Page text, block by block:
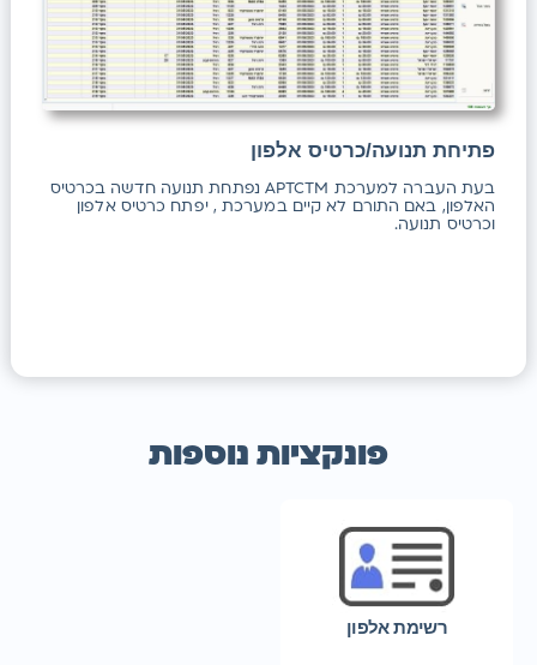
פתיחת תנועה/כרטיס אלפון
בעת העברה למערכת APTCTM נפתחת תנועה חדשה בכרטיס
האלפון, באם התורם לא קיים במערכת , יפתח כרטיס אלפון
וכרטיס תנועה.
פונקציות נוספות
רשימת אלפון